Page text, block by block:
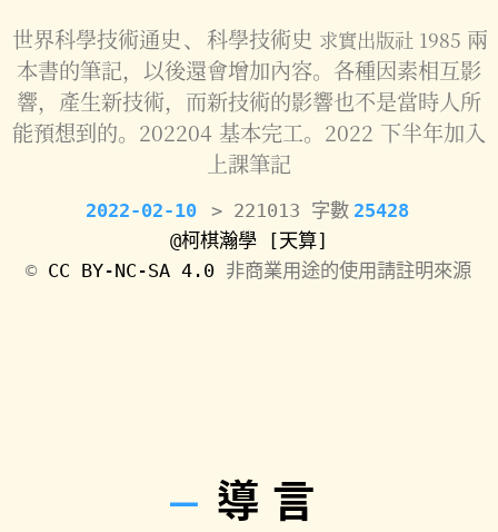
世界科學技術通史、 科學技術史 求實出版社 1985 兩
本書的筆記，以後還會增加內容。各種因素相互影
響，產生新技術，而新技術的影響也不是當時人所
能預想到的。202204 基本完工。2022 下半年加入
上課筆記
2022-02-10 > 221013 字數 25428
@柯棋瀚學
[天算]
©️ CC BY-NC-SA 4.0 非商業用途的使用請註明來源
導言